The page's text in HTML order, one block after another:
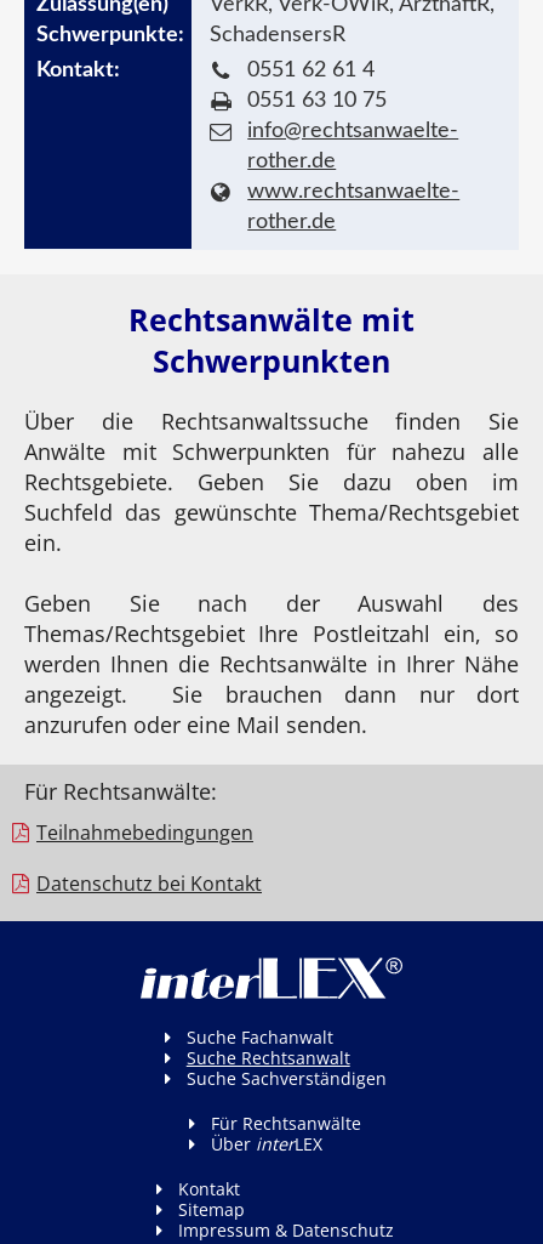
SchadensersR
0551 62 61 4
0551 63 10 75
info@rechtsanwaelte-
rother.de
www.rechtsanwaelte-
rother.de
Rechtsanwälte mit
Schwerpunkten
Über die Rechtsanwaltssuche finden Sie
Anwälte mit Schwerpunkten für nahezu alle
Rechtsgebiete. Geben Sie dazu oben im
Suchfeld das gewünschte Thema/Rechtsgebiet
ein.
Geben Sie nach der Auswahl des
Themas/Rechtsgebiet Ihre Postleitzahl ein, so
werden Ihnen die Rechtsanwälte in Ihrer Nähe
angezeigt. Sie brauchen dann nur dort
anzurufen oder eine Mail senden.
Für Rechtsanwälte:
Teilnahme­bedingungen
Datenschutz bei Kontakt
Suche Fachanwalt
Suche Rechtsanwalt
Suche Sachverständigen
Für Rechtsanwälte
Über interLEX
Kontakt
Sitemap
Impressum & Datenschutz